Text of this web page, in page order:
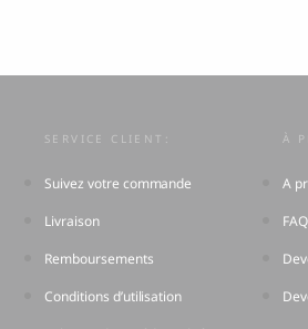
SERVICE CLIENT:
Suivez votre commande
Livraison
Remboursements
Conditions d’utilisation
À
A
FAQ